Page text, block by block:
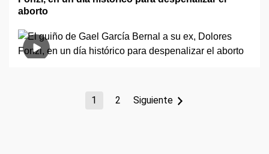
aborto
1 2 Siguiente